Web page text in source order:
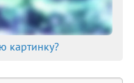
картинку?